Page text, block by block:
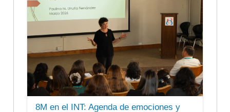
8M en el INT: Agenda de emociones y